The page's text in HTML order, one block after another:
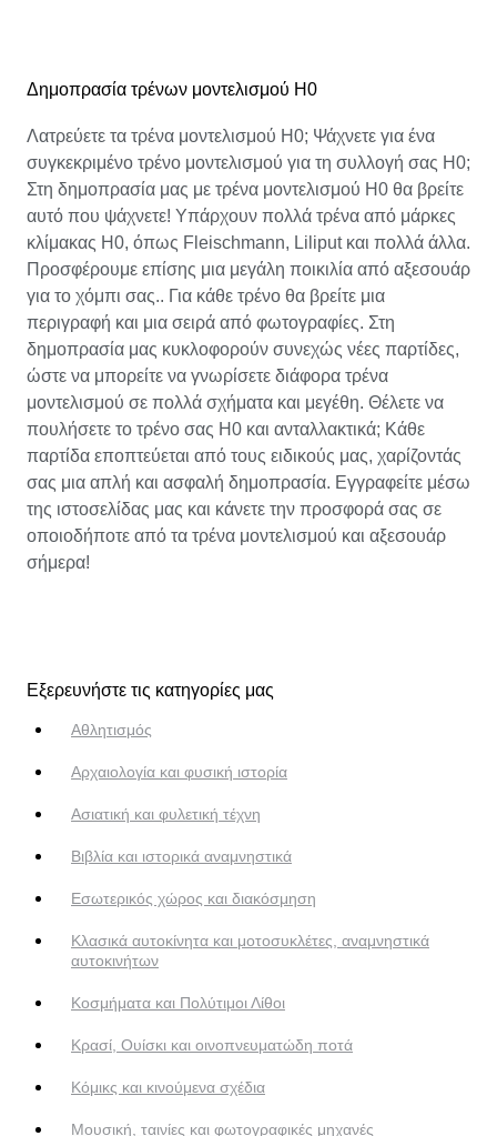
Δημοπρασία τρένων μοντελισμού H0
Λατρεύετε τα τρένα μοντελισμού H0; Ψάχνετε για ένα
συγκεκριμένο τρένο μοντελισμού για τη συλλογή σας H0;
Στη δημοπρασία μας με τρένα μοντελισμού H0 θα βρείτε
αυτό που ψάχνετε! Υπάρχουν πολλά τρένα από μάρκες
κλίμακας H0, όπως Fleischmann, Liliput και πολλά άλλα.
Προσφέρουμε επίσης μια μεγάλη ποικιλία από αξεσουάρ
για το χόμπι σας.. Για κάθε τρένο θα βρείτε μια
περιγραφή και μια σειρά από φωτογραφίες. Στη
δημοπρασία μας κυκλοφορούν συνεχώς νέες παρτίδες,
ώστε να μπορείτε να γνωρίσετε διάφορα τρένα
μοντελισμού σε πολλά σχήματα και μεγέθη. Θέλετε να
πουλήσετε το τρένο σας H0 και ανταλλακτικά; Κάθε
παρτίδα εποπτεύεται από τους ειδικούς μας, χαρίζοντάς
σας μια απλή και ασφαλή δημοπρασία. Εγγραφείτε μέσω
της ιστοσελίδας μας και κάνετε την προσφορά σας σε
οποιοδήποτε από τα τρένα μοντελισμού και αξεσουάρ
σήμερα!
Εξερευνήστε τις κατηγορίες μας
Αθλητισμός
Αρχαιολογία και φυσική ιστορία
Ασιατική και φυλετική τέχνη
Βιβλία και ιστορικά αναμνηστικά
Εσωτερικός χώρος και διακόσμηση
Κλασικά αυτοκίνητα και μοτοσυκλέτες, αναμνηστικά
αυτοκινήτων
Κοσμήματα και Πολύτιμοι Λίθοι
Κρασί, Ουίσκι και οινοπνευματώδη ποτά
Κόμικς και κινούμενα σχέδια
Μουσική, ταινίες και φωτογραφικές μηχανές